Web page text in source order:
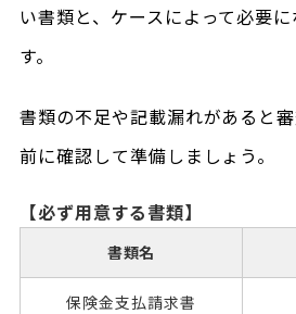
い書類と、ケースによって必要
す。
書類の不足や記載漏れがあると
前に確認して準備しましょう。
【必ず用意する書類】
書類名
保険金支払請求書